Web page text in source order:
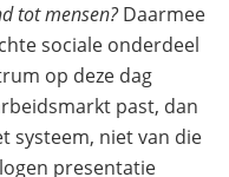
tot mensen?Daarmee
sociale onderdeel
op deze dag
past, dan
systeem, niet van die
presentatie